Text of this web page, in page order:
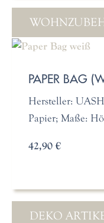
PAPER BAG
Hersteller:
Papier; Maße:
42,90 €
DEKO